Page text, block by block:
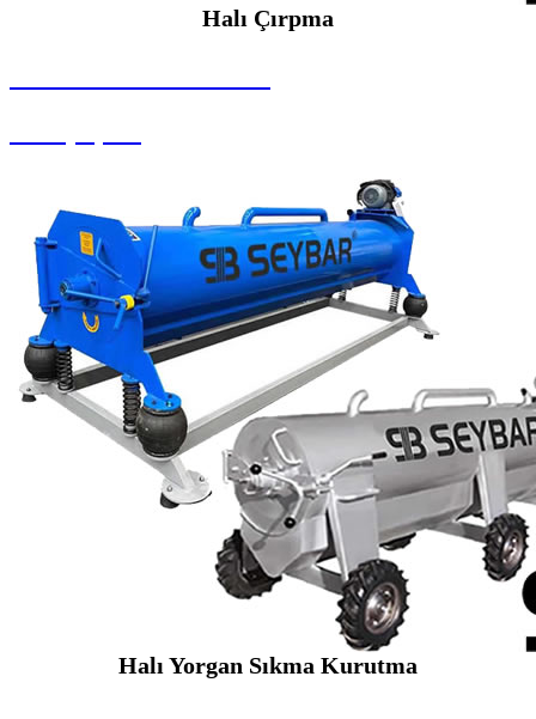
Halı Çırpma
Halı Yorgan Sıkma Kurutma